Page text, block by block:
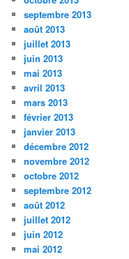
septembre 2013
août 2013
juillet 2013
juin 2013
mai 2013
avril 2013
mars 2013
février 2013
janvier 2013
décembre 2012
novembre 2012
octobre 2012
septembre 2012
août 2012
juillet 2012
juin 2012
mai 2012